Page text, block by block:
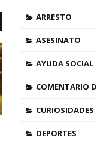
ARRESTO
ASESINATO
AYUDA SOCIAL
COMENTARIO
CURIOSIDADES
DEPORTES